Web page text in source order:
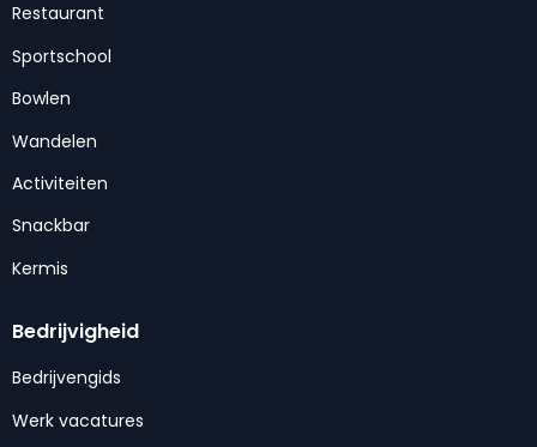
Restaurant
Sportschool
Bowlen
Wandelen
Activiteiten
Snackbar
Kermis
Bedrijvigheid
Bedrijvengids
Werk vacatures